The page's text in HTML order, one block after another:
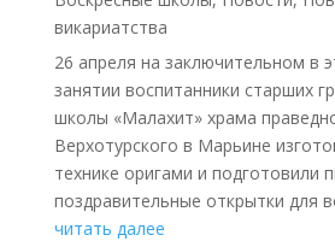
викариатства
26 апреля на заключительном в
занятии воспитанники старших
школы «Малахит» храма
Верхотурского в Марьине
технике оригами и подготовили
поздравительные открытки для
читать далее